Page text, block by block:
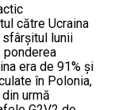
către Ucraina
sfârșitul lunii
ponderea
era de 91% și
în Polonia,
urmă